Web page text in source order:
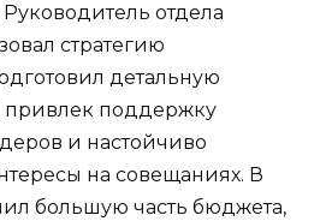
отдела
стратегию
детальную
привлек поддержку
и настойчиво
на совещаниях. В
большую часть бюджета,